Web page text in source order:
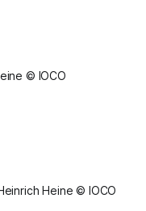
© IOCO
Heine © IOCO